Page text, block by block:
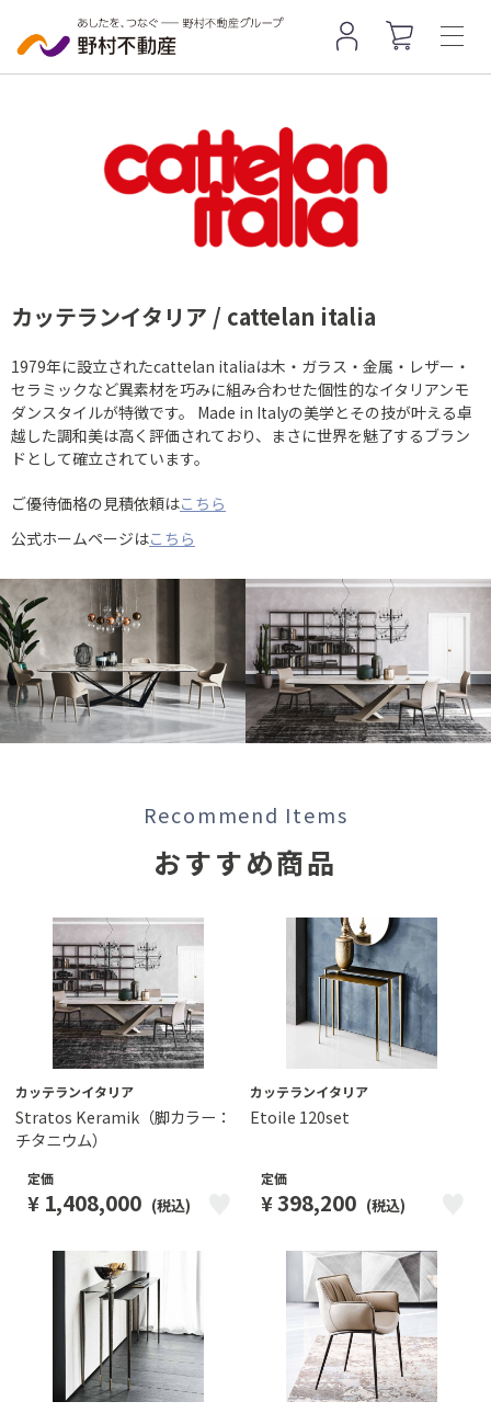
カッテランイタリア / cattelan italia
1979年に設立されたcattelan italiaは木・ガラス・金属・レザー・
セラミックなど異素材を巧みに組み合わせた個性的なイタリアンモ
ダンスタイルが特徴です。 Made in Italyの美学とその技が叶える卓
越した調和美は高く評価されており、まさに世界を魅了するブラン
ドとして確立されています。
ご優待価格の見積依頼はこちら
公式ホームページはこちら
Recommend Items
おすすめ商品
カッテランイタリア
Stratos Keramik（脚カラー：
チタニウム）
定価
¥ 1,408,000 (税込)
カッテランイタリア
Etoile 120set
定価
¥398,200 (税込)